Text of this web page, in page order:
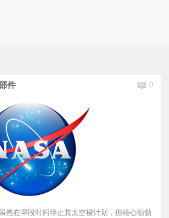
件 0
然在早段时间停止其太空梭计划，但雄心勃勃